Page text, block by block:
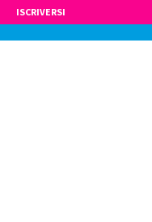
ISCRIVERSI